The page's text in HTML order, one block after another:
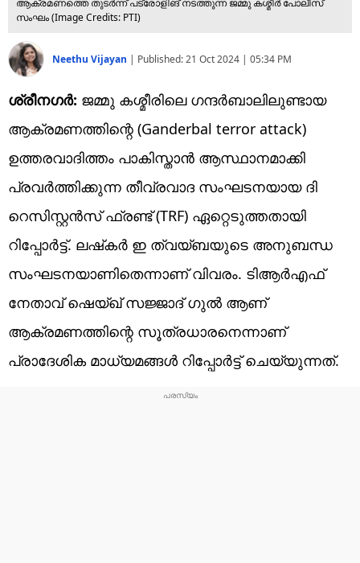
സംഘം (​Image Credits: PTI)
Neethu Vijayan | Published:21 Oct 2024 | 05:34 PM
ശ്രീനഗർ: ജമ്മു കശ്മീരിലെ ഗന്ദർബാലിലുണ്ടായ
ആക്രമണത്തിന്റെ (Ganderbal terror attack)
ഉത്തരവാദിത്തം പാകിസ്താൻ ആസ്ഥാനമാക്കി
പ്രവർത്തിക്കുന്ന തീവ്രവാദ സംഘടനയായ ദി
റെസിസ്റ്റൻസ് ഫ്രണ്ട് (TRF) ഏറ്റെടുത്തതായി
റിപ്പോർട്ട്. ലഷ്‌കർ ഇ ത്വയ്ബയുടെ അനുബന്ധ
സംഘടനയാണിതെന്നാണ് വിവരം. ടിആർഎഫ്
നേതാവ് ഷെയ്ഖ് സജ്ജാദ് ഗുൽ ആണ്
ആക്രമണത്തിന്റെ സൂത്രധാരനെന്നാണ്
പ്രാദേശിക മാധ്യമങ്ങൾ റിപ്പോർട്ട് ചെയ്യുന്നത്.